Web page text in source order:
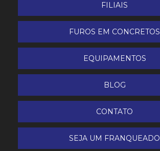
Máquina de Solda Inversora ER e TIG
Melhor Borracha líquida do Brasil
Pregador Pneumático
FILIAIS
FUROS EM CONCRETOS
EQUIPAMENTOS
BLOG
CONTATO
SEJA UM FRANQUEADO